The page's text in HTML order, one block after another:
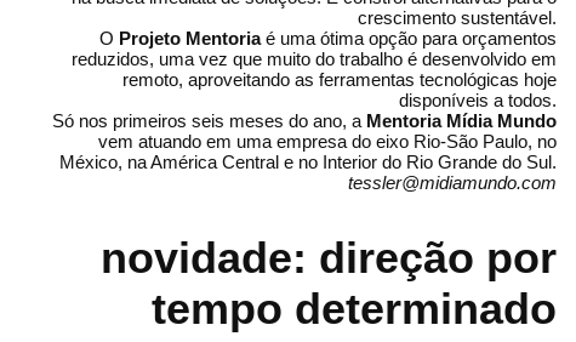
crescimento sustentável.
O Projeto Mentoriaé uma ótima opção para orçamentos
reduzidos, uma vez que muito do trabalho é desenvolvido em
remoto, aproveitando as ferramentas tecnológicas hoje
disponíveis a todos.
Só nos primeiros seis meses do ano, a Mentoria Mídia Mundo
vem atuando em uma empresa do eixo Rio-São Paulo, no
México, na América Central e no Interior do Rio Grande do Sul.
tessler@midiamundo.com
novidade: direção por
tempo determinado